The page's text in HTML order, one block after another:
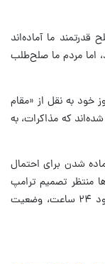
ما آماده‌اند
اما مردم ما صلح‌طلب
خود به نقل از «مقام
که مذاکرات، به
شدن برای احتمال
منتظر تصمیم ترامپ
هستند و ارزیابی‌ها حاکی از آن است که ظرف حدود ۲۴ ساعت، وضعیت